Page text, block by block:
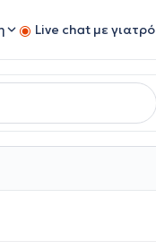
Live chat με γιατρό